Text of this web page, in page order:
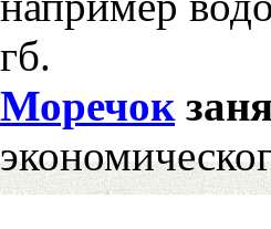
гб.
Моречок